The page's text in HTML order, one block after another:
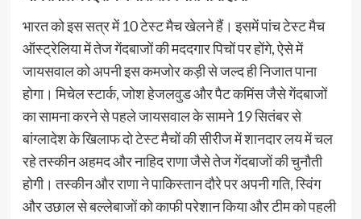
भारत को इस सत्र में 10 टेस्ट मैच खेलने हैं। इसमें पांच टेस्ट मैच
ऑस्ट्रेलिया में तेज गेंदबाजों की मददगार पिचों पर होंगे, ऐसे में
जायसवाल को अपनी इस कमजोर कड़ी से जल्द ही निजात पाना
होगा। मिचेल स्टार्क, जोश हेजलवुड और पैट कमिंस जैसे गेंदबाजों
का सामना करने से पहले जायसवाल के सामने 19 सितंबर से
बांग्लादेश के खिलाफ दो टेस्ट मैचों की सीरीज में शानदार लय में चल
रहे तस्कीन अहमद और नाहिद राणा जैसे तेज गेंदबाजों की चुनौती
होगी। तस्कीन और राणा ने पाकिस्तान दौरे पर अपनी गति, स्विंग
और उछाल से बल्लेबाजों को काफी परेशान किया और टीम को पहली